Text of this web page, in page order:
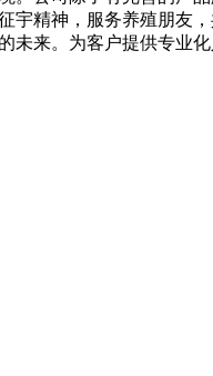
宇精神，服务养殖朋友
来。为客户提供专业